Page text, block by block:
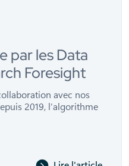
par les Data
Foresight
avec nos
2019, l’algorithme